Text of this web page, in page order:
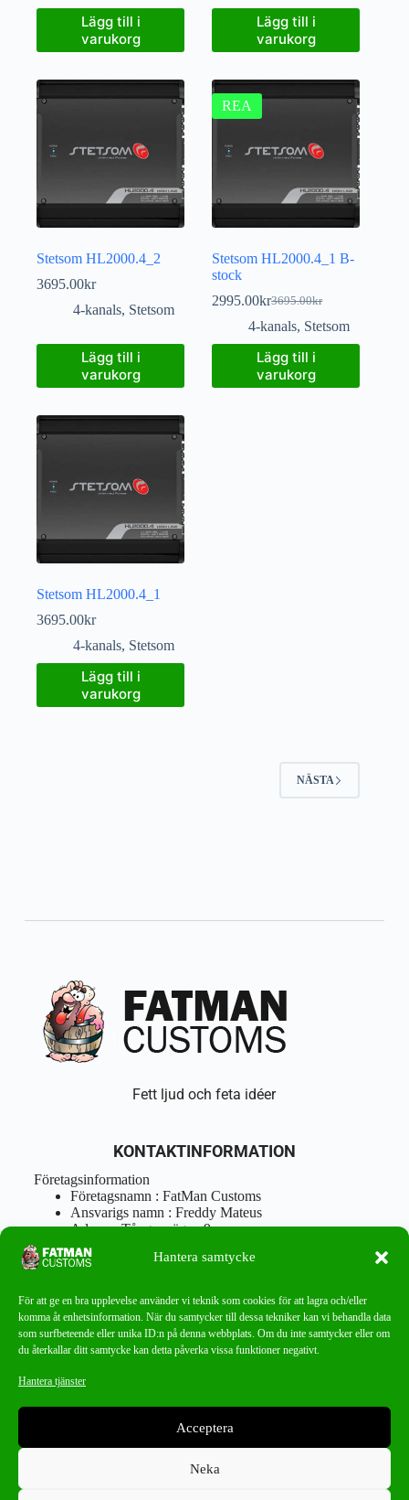
Hantera samtycke
För att ge en bra upplevelse använder vi teknik som cookies för att lagra och/eller
komma åt enhetsinformation. När du samtycker till dessa tekniker kan vi behandla data
som surfbeteende eller unika ID:n på denna webbplats. Om du inte samtycker eller om
du återkallar ditt samtycke kan detta påverka vissa funktioner negativt.
Hantera tjänster
Acceptera
Neka
Lägg till i
varukorg
Lägg till i
varukorg
Stetsom HL2000.4_2
3695.00kr
4-kanals, Stetsom
Lägg till i
varukorg
REA
Stetsom HL2000.4_1 B-
stock
3695.00kr
2995.00kr
4-kanals, Stetsom
Lägg till i
varukorg
Stetsom HL2000.4_1
3695.00kr
4-kanals, Stetsom
Lägg till i
varukorg
NÄSTA
Fett ljud och feta idéer
KONTAKTINFORMATION
Företagsinformation
Företagsnamn : FatMan Customs
Ansvarigs namn : Freddy Mateus
Adress : Tångenvägen 9
Postnr : 417 46 Göteborg
Tel : 0762919666
info@fatmancustoms.se
Mån – Fre 10:00 – 18:00
Lör -11:00 – 15:00
Missa aldrig ett bra erbjudande!